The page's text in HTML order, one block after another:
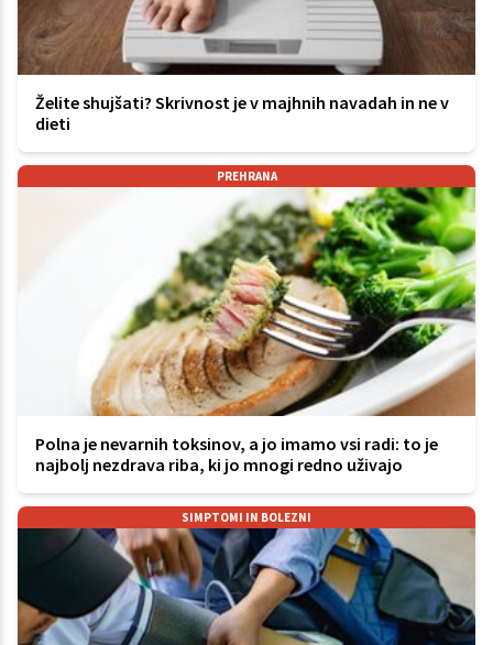
Želite shujšati? Skrivnost je v majhnih navadah in ne v
dieti
PREHRANA
Polna je nevarnih toksinov, a jo imamo vsi radi: to je
najbolj nezdrava riba, ki jo mnogi redno uživajo
SIMPTOMI IN BOLEZNI